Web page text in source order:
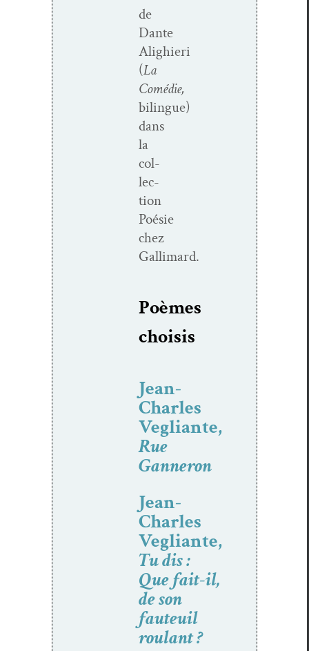
de
Dante
Alighieri
(La
Comédie,
bilingue)
dans
la
col­
lec­
tion
Poésie
chez
Gallimard.
Poèmes
choi­sis
Jean-
Charles
Vegliante,
Rue
Ganneron
Jean-
Charles
Vegliante,
Tu dis :
Que fait-il,
de son
fauteuil
roulant ?